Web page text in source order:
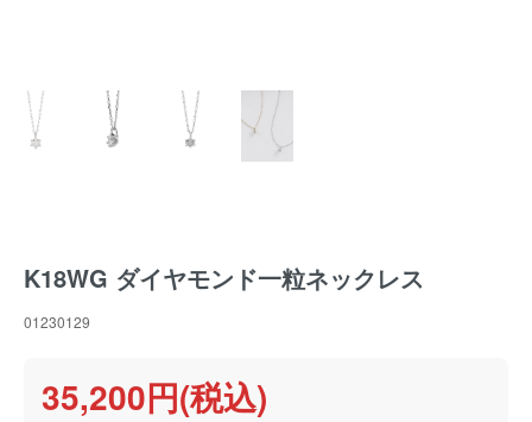
K18WG ダイヤモンド一粒ネックレス
01230129
35,200円(税込)